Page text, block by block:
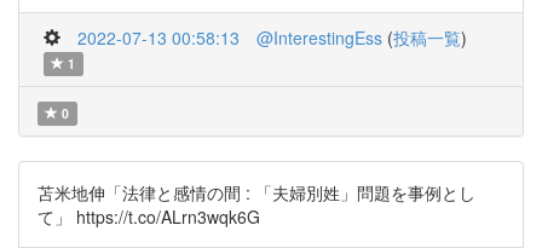
2022-07-13 00:58:13 @InterestingEss (投稿一覧)
1
0
苫米地伸「法律と感情の間 : 「夫婦別姓」問題を事例とし
て」 https://t.co/ALrn3wqk6G